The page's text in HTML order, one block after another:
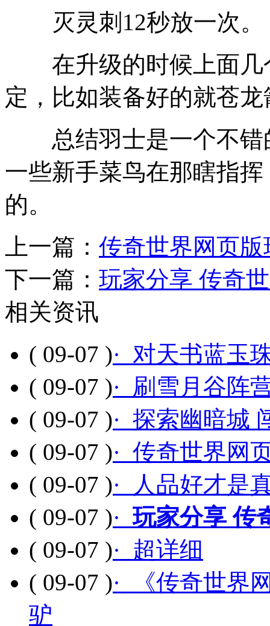
灭灵刺12秒放一次。
在升级的时候上面几
定，比如装备好的就苍
总结羽士是一个不错
一些新手菜鸟在那瞎指
的。
上一篇： 传奇世界网页
下一篇： 玩家分享 传奇
相关资讯
( 09-07 )· 对天书蓝玉
( 09-07 )· 刷雪月谷阵
( 09-07 )· 探索幽暗城
( 09-07 )· 传奇世界网
( 09-07 )· 人品好才是
( 09-07 )·玩家分享 传
( 09-07 )· 超详细
( 09-07 )· 《传奇世界
驴